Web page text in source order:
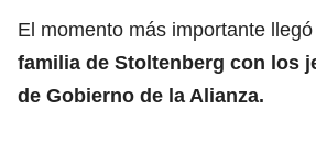
El momento más importante
familia de Stoltenberg con los
de Gobierno de la Alianza.